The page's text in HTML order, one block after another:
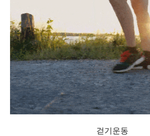
걷기운동